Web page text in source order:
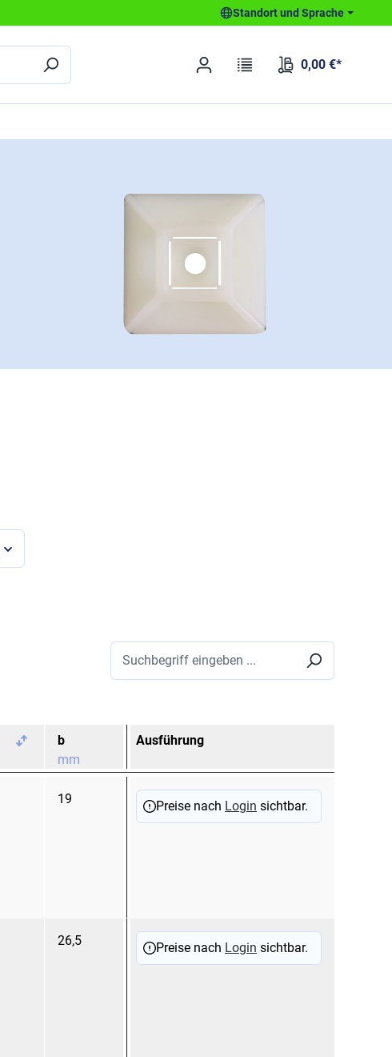
Standort und Sprache
0,00 €*
b
mm
Ausführung
19 3,6
Preise nach Login sichtbar.
26,5 4,8
Preise nach Login sichtbar.